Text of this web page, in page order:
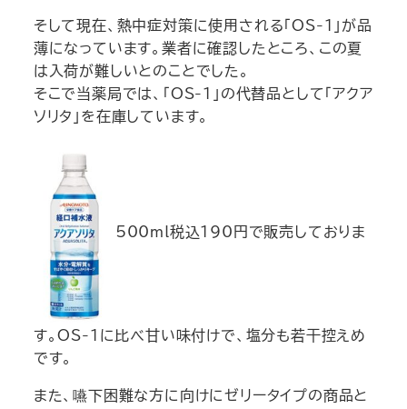
そして現在、熱中症対策に使用される「OS-１」が品
薄になっています。業者に確認したところ、この夏
は入荷が難しいとのことでした。
そこで当薬局では、「OS-1」の代替品として「アクア
ソリタ」を在庫しています。
500ml税込190円で販売しておりま
す。OS-1に比べ甘い味付けで、塩分も若干控えめ
です。
また、嚥下困難な方に向けにゼリータイプの商品と